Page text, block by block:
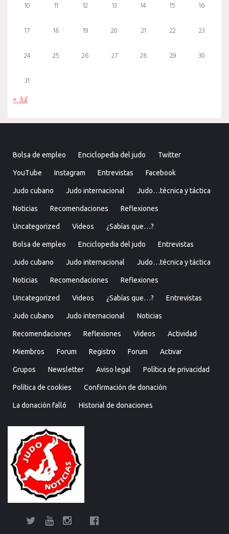
10 11 12 13 14 15 16
17 18 19 20 21 22 23
24 25 26 27 28 29 30
31
« Jul
Bolsa de empleo Enciclopedia del judo Twitter
YouTube Instagram Entrevistas Facebook
Judo cubano Judo internacional Judo…técnica y táctica
Noticias Recomendaciones Reflexiones
Uncategorized Videos ¿Sabías que…?
Bolsa de empleo Enciclopedia del judo Entrevistas
Judo cubano Judo internacional Judo…técnica y táctica
Noticias Recomendaciones Reflexiones
Uncategorized Videos ¿Sabías que…? Entrevistas
Judo cubano Judo internacional Noticias
Recomendaciones Reflexiones Videos Actividad
Miembros Forum Registro Forum Activar
Grupos Newsletter Aviso legal Política de privacidad
Política de cookies Confirmación de donación
La donación falló Historial de donaciones
Enciclopedia
TwitterYouTubeInstagramEntrevistas
Facebook